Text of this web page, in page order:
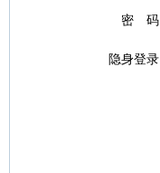
密 码
隐身登录